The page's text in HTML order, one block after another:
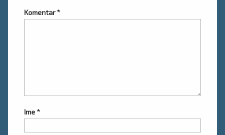
Komentar*
Ime*